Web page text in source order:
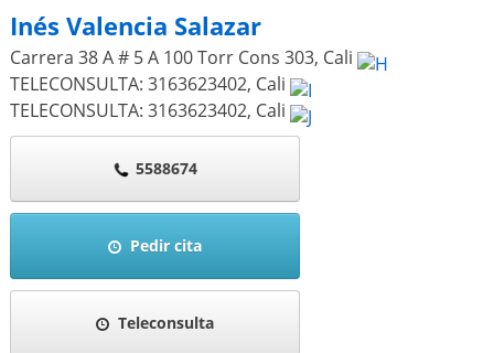
Inés Valencia Salazar
Carrera 38 A # 5 A 100 Torr Cons 303, Cali
TELECONSULTA: 3163623402, Cali
TELECONSULTA: 3163623402, Cali
5588674
Pedir cita
Teleconsulta